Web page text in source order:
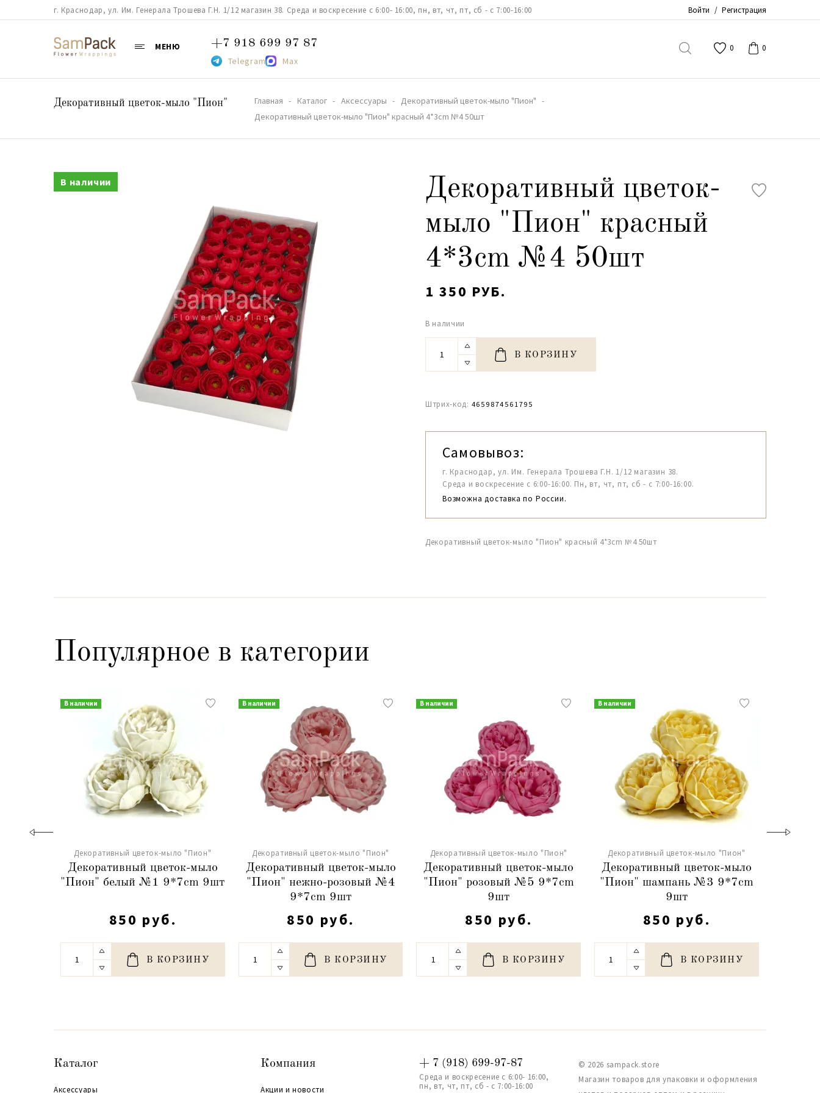
г. Краснодар, ул. Им. Генерала Трошева Г.Н. 1/12 магазин 38. Среда и воскресение с 6:00- 16:00, пн, вт, чт, пт, сб - с 7:00-16:00 Войти / Регистрация
МЕНЮ +7 918 699 97 87
Telegram Max
0 0
Декоративный цветок-мыло "Пион" Главная Каталог Аксессуары
Декоративный цветок-мыло "Пион"
Декоративный цветок-мыло "Пион" красный 4*3cm №4 50шт
В наличии
Декоративный цветок-
мыло "Пион" красный
4*3cm №4 50шт
1 350 РУБ.
В наличии
В КОРЗИНУ
Штрих-код: 4659874561795
Самовывоз:
г. Краснодар, ул. Им. Генерала Трошева Г.Н. 1/12 магазин 38.
Среда и воскресение с 6:00-16:00. Пн, вт, чт, пт, сб - с 7:00-16:00.
Возможна доставка по России.
Декоративный цветок-мыло "Пион" красный 4*3cm №4 50шт
Популярное в категории
В наличии
Декоративный цветок-мыло "Пион"
Декоративный цветок-мыло
"Пион" белый №1 9*7cm 9шт
850 руб.
В КОРЗИНУ
В наличии
Декоративный цветок-мыло "Пион"
Декоративный цветок-мыло
"Пион" нежно-розовый №4
9*7cm 9шт
850 руб.
В КОРЗИНУ
В наличии
Декоративный цветок-мыло "Пион"
Декоративный цветок-мыло
"Пион" розовый №5 9*7cm
9шт
850 руб.
В КОРЗИНУ
В наличии
Декоративный цветок-мыло "Пион"
Декоративный цветок-мыло
"Пион" шампань №3 9*7cm
9шт
850 руб.
В КОРЗИНУ
Каталог
Аксессуары
Компания
Акции и новости
+ 7 (918) 699-97-87
Среда и воскресение с 6:00- 16:00,
пн, вт, чт, пт, сб - с 7:00-16:00
© 2026 sampack.store
Магазин товаров для упаковки и оформления